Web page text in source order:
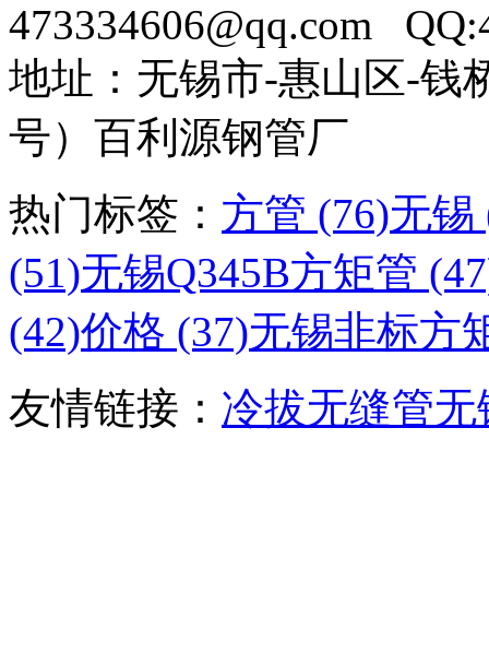
473334606@qq.com
地址：无锡市-惠山区-钱
号）百利源钢管厂
热门标签： 方管 (76)无锡
(51)无锡Q345B方矩管
(42)价格 (37)无锡非标方
友情链接： 冷拔无缝管无